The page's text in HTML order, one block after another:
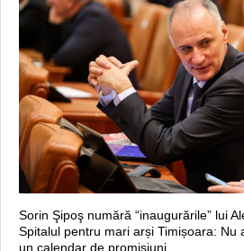
Sorin Şipoş numără “inaugurările” lui
Spitalul pentru mari arși Timișoara: Nu
un calendar de promisiuni